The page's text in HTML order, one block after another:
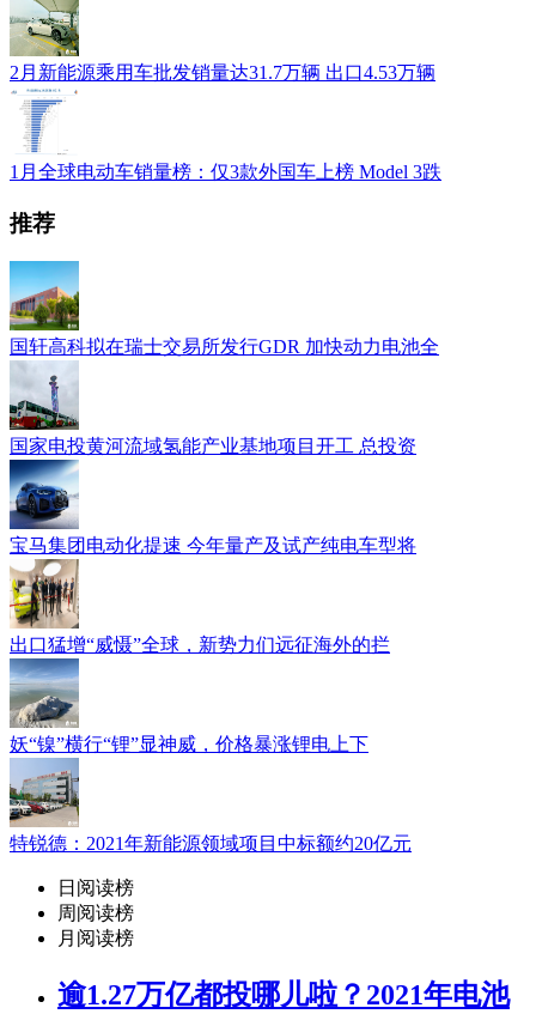
2月新能源乘用车批发销量达31.7万辆 出口4.53万辆
1月全球电动车销量榜：仅3款外国车上榜 Model 3跌
推荐
国轩高科拟在瑞士交易所发行GDR 加快动力电池全
国家电投黄河流域氢能产业基地项目开工 总投资
宝马集团电动化提速 今年量产及试产纯电车型将
出口猛增“威慑”全球，新势力们远征海外的拦
妖“镍”横行“锂”显神威，价格暴涨锂电上下
特锐德：2021年新能源领域项目中标额约20亿元
日阅读榜
周阅读榜
月阅读榜
逾1.27万亿都投哪儿啦？2021年电池